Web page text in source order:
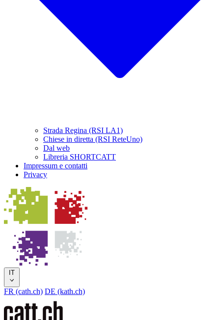
Strada Regina (RSI LA1)
Chiese in diretta (RSI ReteUno)
Dal web
Libreria SHORTCATT
Impressum e contatti
Privacy
IT
FR (cath.ch) DE (kath.ch)